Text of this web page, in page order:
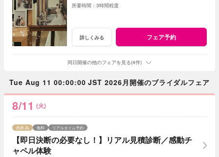
3時間程度
詳しくみる フェア予約
同日開催の他のフェアを見る(4件)
Tue Aug 11 00:00:00 JST 2026月開催のブライダルフェア
8/11 (火)
【即日決断の必要なし！】リアル見積診断／感動チ
ャペル体験
残席 無料 リアルタイム予約